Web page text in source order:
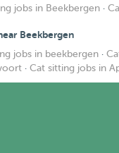
jobs in Beekbergen ·
Beekbergen
jobs in beekbergen ·
· Cat sitting jobs in